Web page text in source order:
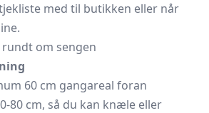
med til butikken eller når
om sengen
60 cm gangareal foran
80 cm, så du kan knæle eller